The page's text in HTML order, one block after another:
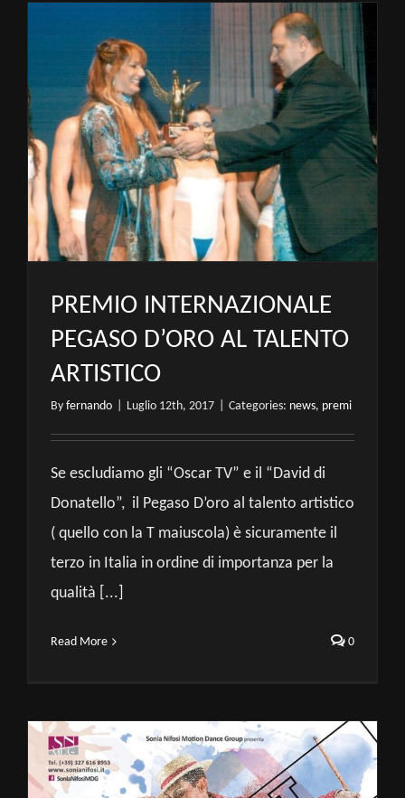
PREMIO INTERNAZIONALE
PEGASO D’ORO AL TALENTO
ARTISTICO
By fernando Luglio 12th, 2017 Categories: news, premi
Se escludiamo gli “Oscar TV” e il “David di
Donatello”, il Pegaso D’oro al talento artistico
( quello con la T maiuscola) è sicuramente il
terzo in Italia in ordine di importanza per la
qualità [...]
Read More 0